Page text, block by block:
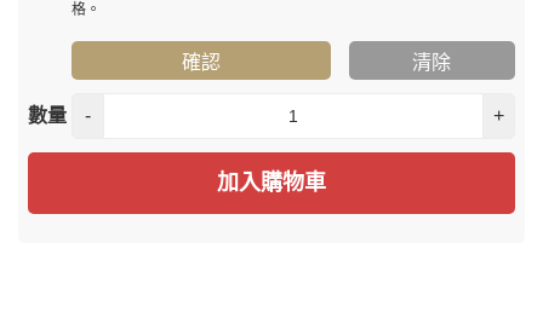
格。
確認 清除
數量 - +
加入購物車